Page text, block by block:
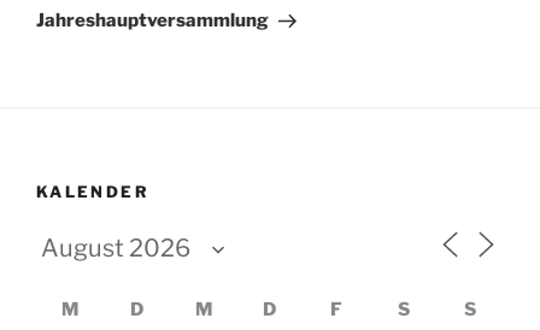
Beitrag
Jahreshauptversammlung
KALENDER
M D M D F S S